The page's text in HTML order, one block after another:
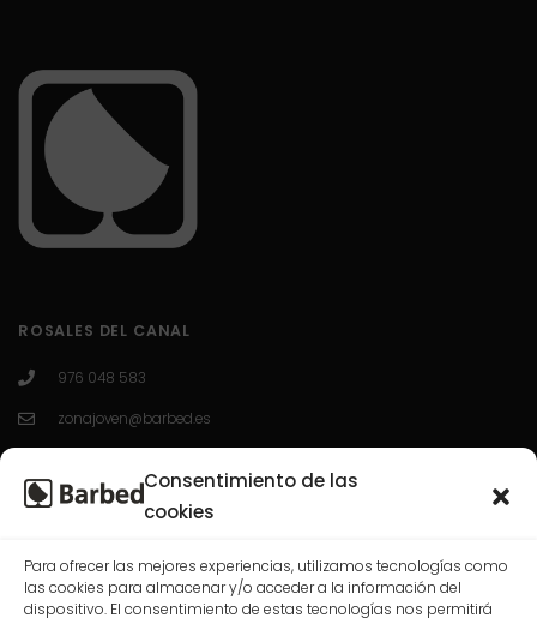
Consentimiento de las
cookies
Para ofrecer las mejores experiencias, utilizamos tecnologías como
las cookies para almacenar y/o acceder a la información del
dispositivo. El consentimiento de estas tecnologías nos permitirá
ROSALES DEL CANAL
976 048 583
zonajoven@barbed.es
L-V 10:00-13:30 / 16:30-20:00
CASABLANCA